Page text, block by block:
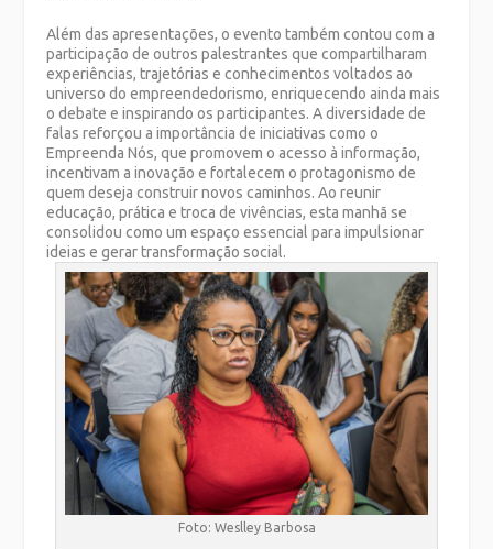
Além das apresentações, o evento também contou com a
participação de outros palestrantes que compartilharam
experiências, trajetórias e conhecimentos voltados ao
universo do empreendedorismo, enriquecendo ainda mais
o debate e inspirando os participantes. A diversidade de
falas reforçou a importância de iniciativas como o
Empreenda Nós, que promovem o acesso à informação,
incentivam a inovação e fortalecem o protagonismo de
quem deseja construir novos caminhos. Ao reunir
educação, prática e troca de vivências, esta manhã se
consolidou como um espaço essencial para impulsionar
ideias e gerar transformação social.
Foto: Weslley Barbosa